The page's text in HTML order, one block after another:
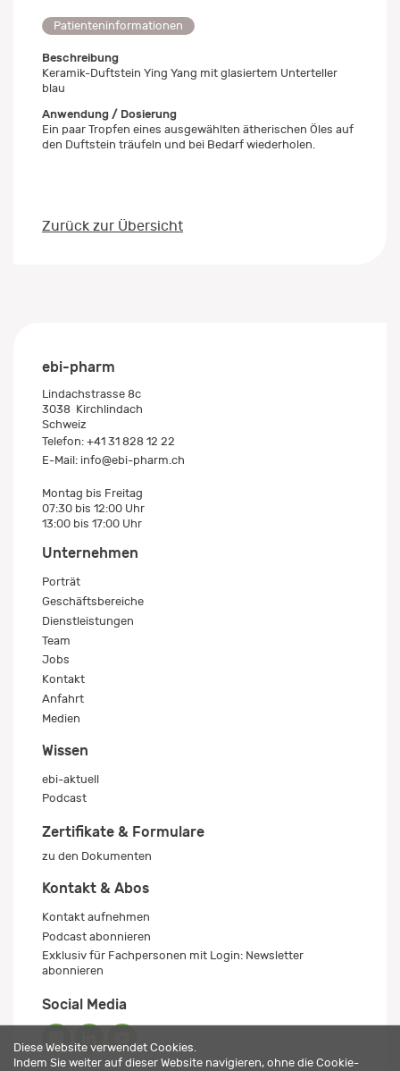
Patienteninformationen
Beschreibung
Keramik-Duftstein Ying Yang mit glasiertem Unterteller
blau
Anwendung / Dosierung
Ein paar Tropfen eines ausgewählten ätherischen Öles auf
den Duftstein träufeln und bei Bedarf wiederholen.
Zurück zur Übersicht
ebi-pharm
Lindachstrasse 8c
3038 Kirchlindach
Schweiz
Telefon: +41 31 828 12 22
E-Mail: info@ebi-pharm.ch
Montag bis Freitag
07:30 bis 12:00 Uhr
13:00 bis 17:00 Uhr
Unternehmen
Porträt
Geschäftsbereiche
Dienstleistungen
Team
Jobs
Kontakt
Anfahrt
Medien
Wissen
ebi-aktuell
Podcast
Zertifikate & Formulare
zu den Dokumenten
Kontakt & Abos
Kontakt aufnehmen
Podcast abonnieren
Exklusiv für Fachpersonen mit Login: Newsletter
abonnieren
Social Media
Diese Website verwendet Cookies.
Indem Sie weiter auf dieser Website navigieren, ohne die Cookie-